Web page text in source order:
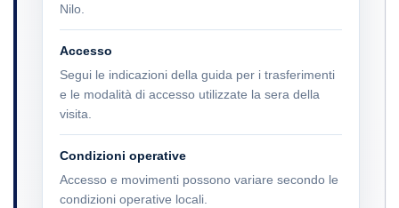
Nilo.
Accesso
Segui le indicazioni della guida per i trasferimenti
e le modalità di accesso utilizzate la sera della
visita.
Condizioni operative
Accesso e movimenti possono variare secondo le
condizioni operative locali.